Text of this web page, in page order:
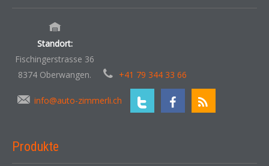
Standort:
Fischingerstrasse 36
8374 Oberwangen.
+41 79 344 33 66
info@auto-zimmerli.ch
Produkte